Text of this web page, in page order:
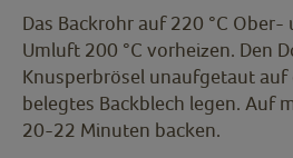
Das Backrohr auf 220 °C
Umluft 200 °C vorheizen. Den
Knusperbrösel unaufgetaut auf
belegtes Backblech legen. Auf
20-22 Minuten backen.